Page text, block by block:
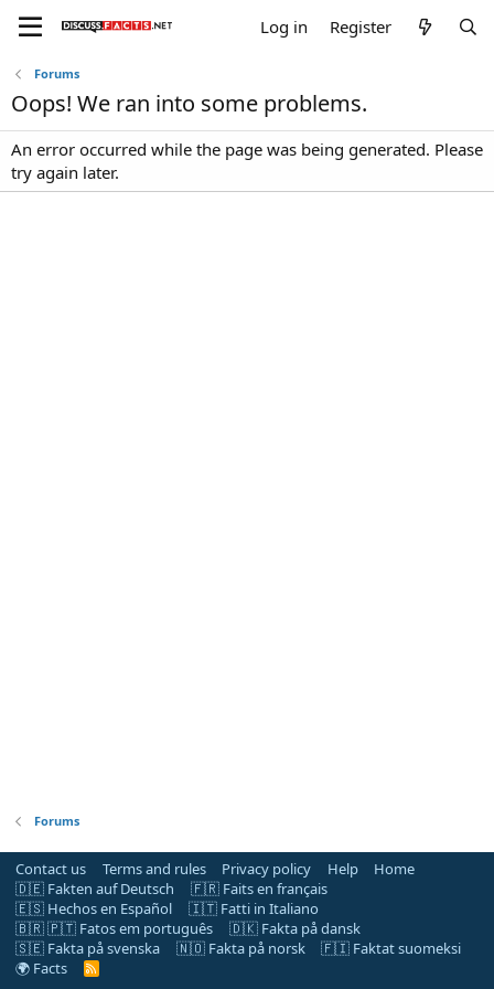
Log in Register
Forums
Oops! We ran into some problems.
An error occurred while the page was being generated. Please
try again later.
Forums
Contact us Terms and rules Privacy policy Help
Home
🇩🇪 Fakten auf Deutsch
🇫🇷 Faits en français
🇪🇸 Hechos en Español
🇮🇹 Fatti in Italiano
🇧🇷 🇵🇹 Fatos em português
🇩🇰 Fakta på dansk
🇸🇪 Fakta på svenska
🇳🇴 Fakta på norsk
🇫🇮 Faktat suomeksi
🌍 Facts
R